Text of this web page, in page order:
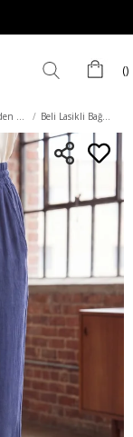
Büyük Beden Kumaş Pantolon Beli Lasikli Bağcıklı Büyük Beden Keten Pantolon Lacivert